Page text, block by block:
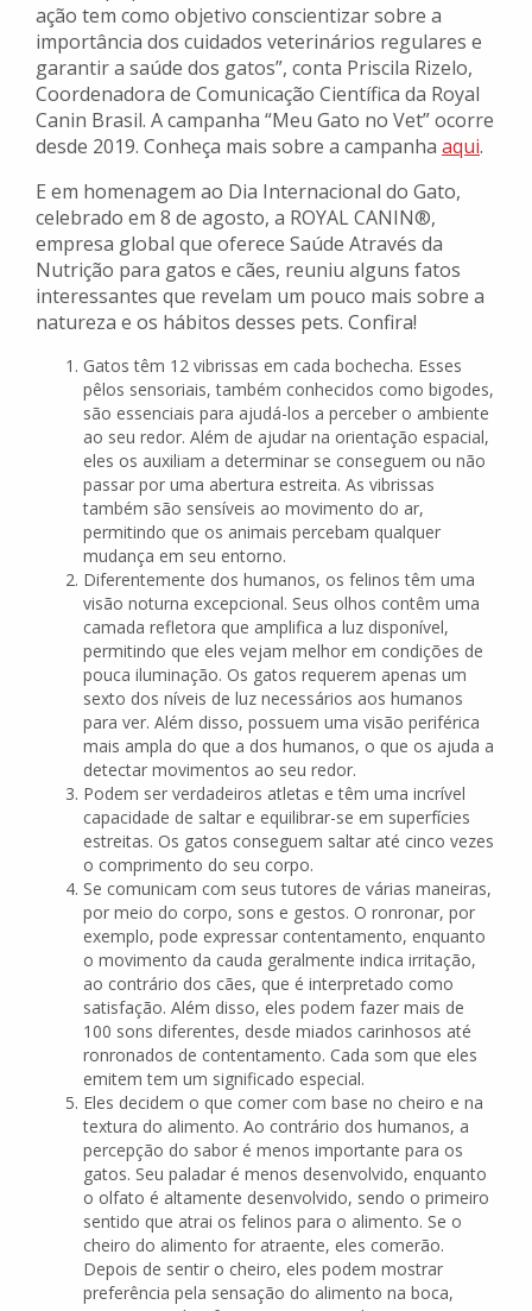
ação tem como objetivo conscientizar sobre a
importância dos cuidados veterinários regulares e
garantir a saúde dos gatos”, conta Priscila Rizelo,
Coordenadora de Comunicação Científica da Royal
Canin Brasil. A campanha “Meu Gato no Vet” ocorre
desde 2019. Conheça mais sobre a campanha aqui.
E em homenagem ao Dia Internacional do Gato,
celebrado em 8 de agosto, a ROYAL CANIN®,
empresa global que oferece Saúde Através da
Nutrição para gatos e cães, reuniu alguns fatos
interessantes que revelam um pouco mais sobre a
natureza e os hábitos desses pets. Confira!
Gatos têm 12 vibrissas em cada bochecha. Esses
pêlos sensoriais, também conhecidos como bigodes,
são essenciais para ajudá-los a perceber o ambiente
ao seu redor. Além de ajudar na orientação espacial,
eles os auxiliam a determinar se conseguem ou não
passar por uma abertura estreita. As vibrissas
também são sensíveis ao movimento do ar,
permitindo que os animais percebam qualquer
mudança em seu entorno.
Diferentemente dos humanos, os felinos têm uma
visão noturna excepcional. Seus olhos contêm uma
camada refletora que amplifica a luz disponível,
permitindo que eles vejam melhor em condições de
pouca iluminação. Os gatos requerem apenas um
sexto dos níveis de luz necessários aos humanos
para ver. Além disso, possuem uma visão periférica
mais ampla do que a dos humanos, o que os ajuda a
detectar movimentos ao seu redor.
Podem ser verdadeiros atletas e têm uma incrível
capacidade de saltar e equilibrar-se em superfícies
estreitas. Os gatos conseguem saltar até cinco vezes
o comprimento do seu corpo.
Se comunicam com seus tutores de várias maneiras,
por meio do corpo, sons e gestos. O ronronar, por
exemplo, pode expressar contentamento, enquanto
o movimento da cauda geralmente indica irritação,
ao contrário dos cães, que é interpretado como
satisfação. Além disso, eles podem fazer mais de
100 sons diferentes, desde miados carinhosos até
ronronados de contentamento. Cada som que eles
emitem tem um significado especial.
Eles decidem o que comer com base no cheiro e na
textura do alimento. Ao contrário dos humanos, a
percepção do sabor é menos importante para os
gatos. Seu paladar é menos desenvolvido, enquanto
o olfato é altamente desenvolvido, sendo o primeiro
sentido que atrai os felinos para o alimento. Se o
cheiro do alimento for atraente, eles comerão.
Depois de sentir o cheiro, eles podem mostrar
preferência pela sensação do alimento na boca,